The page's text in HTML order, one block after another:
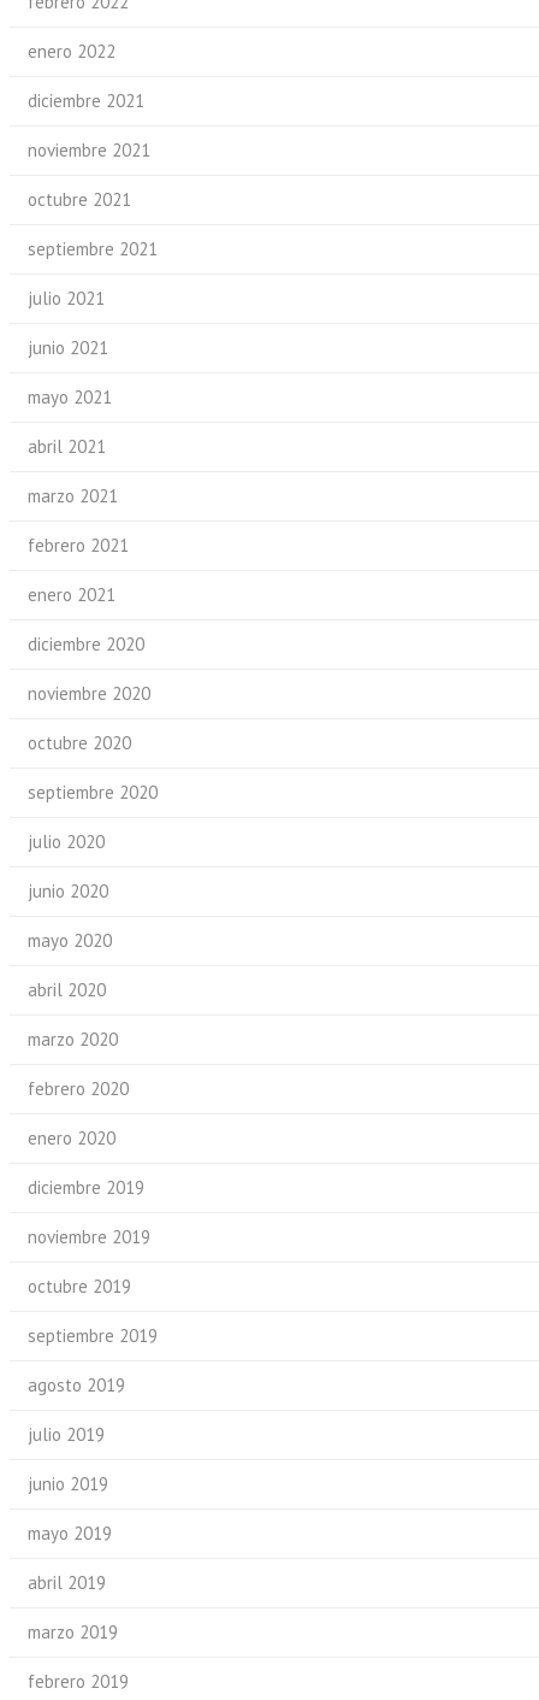
enero 2022
diciembre 2021
noviembre 2021
octubre 2021
septiembre 2021
julio 2021
junio 2021
mayo 2021
abril 2021
marzo 2021
febrero 2021
enero 2021
diciembre 2020
noviembre 2020
octubre 2020
septiembre 2020
julio 2020
junio 2020
mayo 2020
abril 2020
marzo 2020
febrero 2020
enero 2020
diciembre 2019
noviembre 2019
octubre 2019
septiembre 2019
agosto 2019
julio 2019
junio 2019
mayo 2019
abril 2019
marzo 2019
febrero 2019